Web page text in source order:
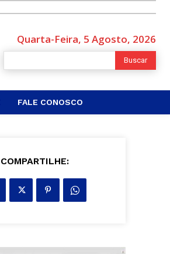
Quarta-Feira, 5 Agosto, 2026
Buscar
FALE CONOSCO
COMPARTILHE: